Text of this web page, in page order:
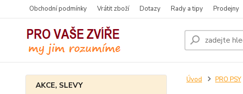
Obchodní podmínky Vrátit zboží Dotazy Rady a tipy Prodejny
AKCE, SLEVY
Úvod PRO PSY